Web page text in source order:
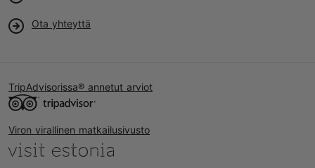
Ota yhteyttä
TripAdvisorissa® annetut arviot
Viron virallinen matkailusivusto